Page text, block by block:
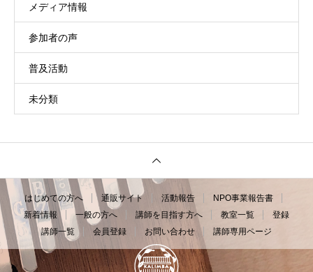
メディア情報
参加者の声
普及活動
未分類
はじめての方へ 通販サイト 活動報告
NPO事業報告書
新着情報
一般の方へ 講師を目指す方へ 教室一覧
登録
講師一覧
会員登録 お問い合わせ 講師専用ページ